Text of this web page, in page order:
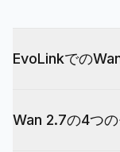
EvoLinkでの
1080pではその
Wan 2.7の4つの